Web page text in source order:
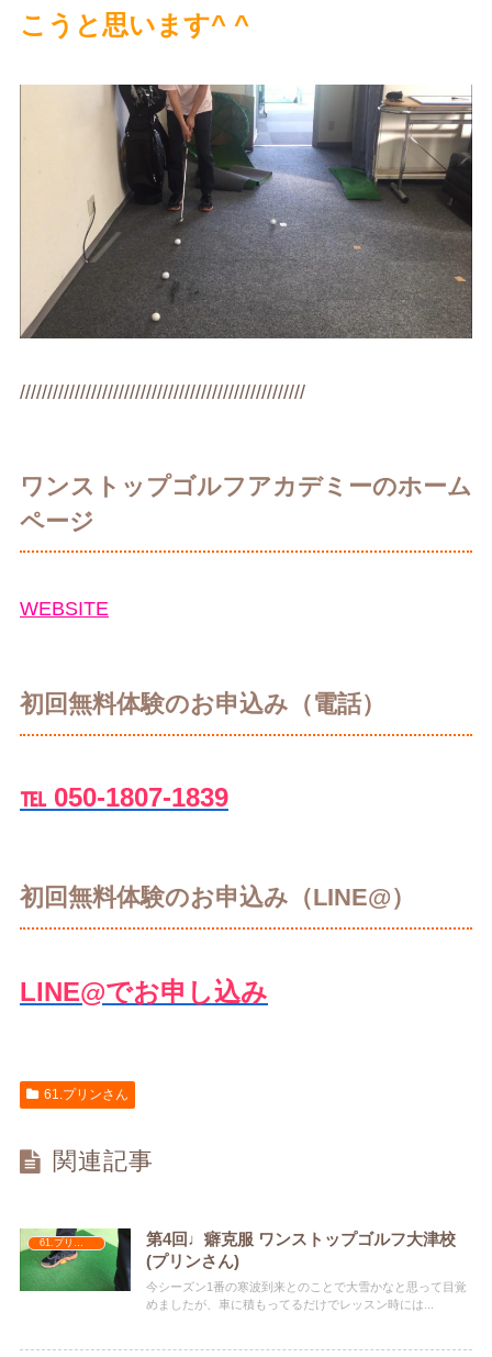
こうと思います^ ^
////////////////////////////////////////////////////
ワンストップゴルフアカデミーのホーム
ページ
WEBSITE
初回無料体験のお申込み（電話）
℡ 050-1807-1839
初回無料体験のお申込み（LINE@）
LINE@でお申し込み
61.プリンさん
関連記事
61.プリンさん
第4回♩癖克服 ワンストップゴルフ大津校
(プリンさん)
今シーズン1番の寒波到来とのことで大雪かなと思って目覚
めましたが、車に積もってるだけでレッスン時には...